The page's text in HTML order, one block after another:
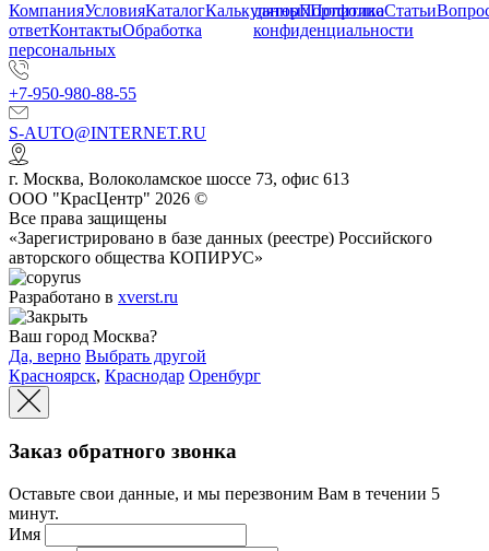
КомпанияУсловияКаталогКалькуляторПортфолиоСтатьи
ответКонтактыОбработка
персональных
данныхПолитика
конфиденциальности
+7-950-980-88-55
S-AUTO@INTERNET.RU
г. Москва, Волоколамское шоссе 73, офис 613
ООО "КрасЦентр" 2026 ©
Все права защищены
«Зарегистрировано в базе данных (реестре) Российского
авторского общества КОПИРУС»
Разработано в xverst.ru
Ваш город Москва?
Да, верно Выбрать другой
Красноярск, Краснодар Оренбург
Заказ обратного звонка
Оставьте свои данные, и мы перезвоним Вам в течении 5
минут.
Имя